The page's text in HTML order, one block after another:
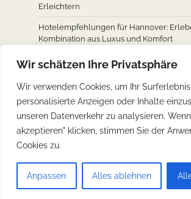
Wir schätzen Ihre Privatsphäre
Wir verwenden Cookies, um Ihr
personalisierte Anzeigen oder Inhalte
unseren Datenverkehr zu analysieren.
akzeptieren" klicken, stimmen Sie der
Cookies zu.
Anpassen Alles ablehnen
Erleichtern
Hotelempfehlungen für Hannover:
Kombination aus Luxus und Komfort
Wie man von den wichtigsten Städten
Hannover fliegt: Ein Überblick über
Hannovers kulinarische Reise:
deutsche Köstlichkeiten
Copyright © 2026 Günstig Reisen